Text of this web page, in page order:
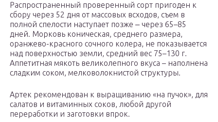
Распространенный проверенный сорт пригоден к
сбору через 52 дня от массовых всходов, съем в
полной спелости наступает позже ‒ через 65–85
дней. Морковь коническая, среднего размера,
оранжево-красного сочного колера, не показывается
над поверхностью земли, средний вес 75–130 г.
Аппетитная мякоть великолепного вкуса – наполнена
сладким соком, мелковолокнистой структуры.
Артек рекомендован к выращиванию «на пучок», для
салатов и витаминных соков, любой другой
переработки и заготовки впрок.